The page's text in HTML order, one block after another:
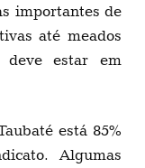
importantes de
até meados
estar em
está 85%
Algumas